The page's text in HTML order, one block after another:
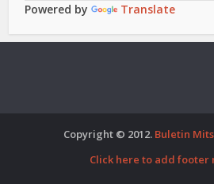
Powered by Translate
Copyright © 2012. Buletin
Click here to add footer